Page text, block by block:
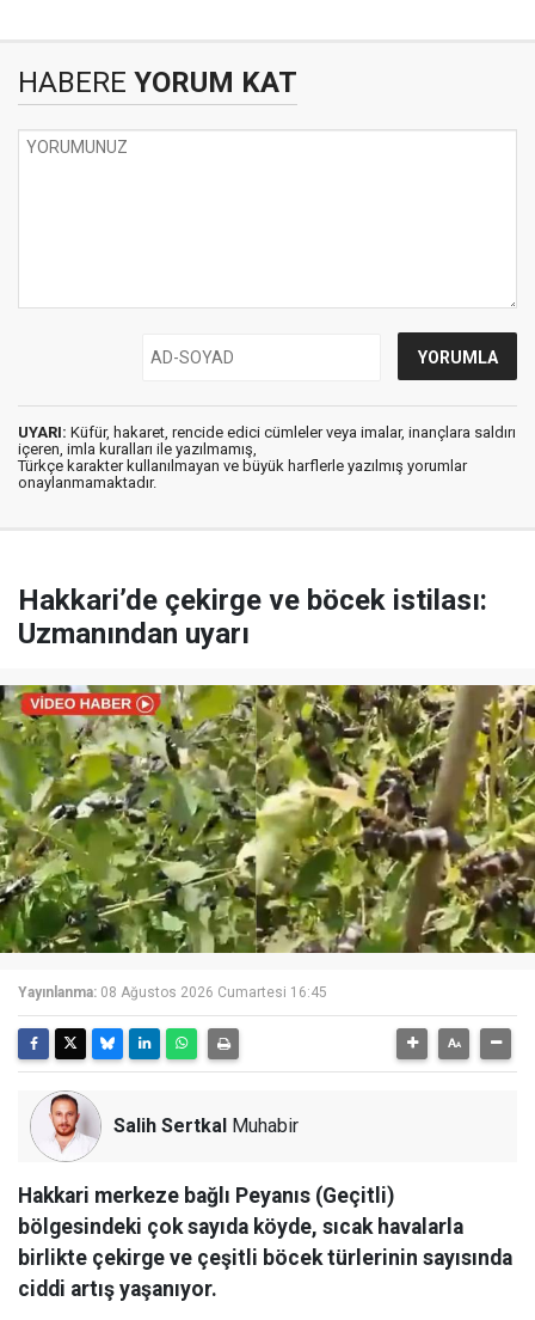
HABERE YORUM KAT
UYARI: Küfür, hakaret, rencide edici cümleler veya imalar, inançlara saldırı
içeren, imla kuralları ile yazılmamış,
Türkçe karakter kullanılmayan ve büyük harflerle yazılmış yorumlar
onaylanmamaktadır.
Hakkari’de çekirge ve böcek istilası:
Uzmanından uyarı
Yayınlanma: 08 Ağustos 2026 Cumartesi 16:45
Salih Sertkal Muhabir
Hakkari merkeze bağlı Peyanıs (Geçitli)
bölgesindeki çok sayıda köyde, sıcak havalarla
birlikte çekirge ve çeşitli böcek türlerinin sayısında
ciddi artış yaşanıyor.